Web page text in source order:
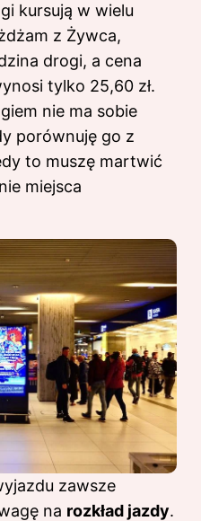
kursują w wielu
z Żywca,
drogi, a cena
tylko 25,60 zł.
nie ma sobie
porównuję go z
to muszę martwić
miejsca
zawsze
na rozkład jazdy.